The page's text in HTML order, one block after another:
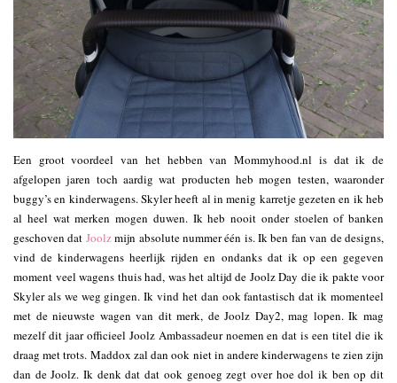
Een groot voordeel van het hebben van Mommyhood.nl is dat ik de
afgelopen jaren toch aardig wat producten heb mogen testen, waaronder
buggy’s en kinderwagens. Skyler heeft al in menig karretje gezeten en ik heb
al heel wat merken mogen duwen. Ik heb nooit onder stoelen of banken
geschoven dat Joolzmijn absolute nummer één is. Ik ben fan van de designs,
vind de kinderwagens heerlijk rijden en ondanks dat ik op een gegeven
moment veel wagens thuis had, was het altijd de Joolz Day die ik pakte voor
Skyler als we weg gingen. Ik vind het dan ook fantastisch dat ik momenteel
met de nieuwste wagen van dit merk, de Joolz Day2, mag lopen. Ik mag
mezelf dit jaar officieel Joolz Ambassadeur noemen en dat is een titel die ik
draag met trots. Maddox zal dan ook niet in andere kinderwagens te zien zijn
dan de Joolz. Ik denk dat dat ook genoeg zegt over hoe dol ik ben op dit